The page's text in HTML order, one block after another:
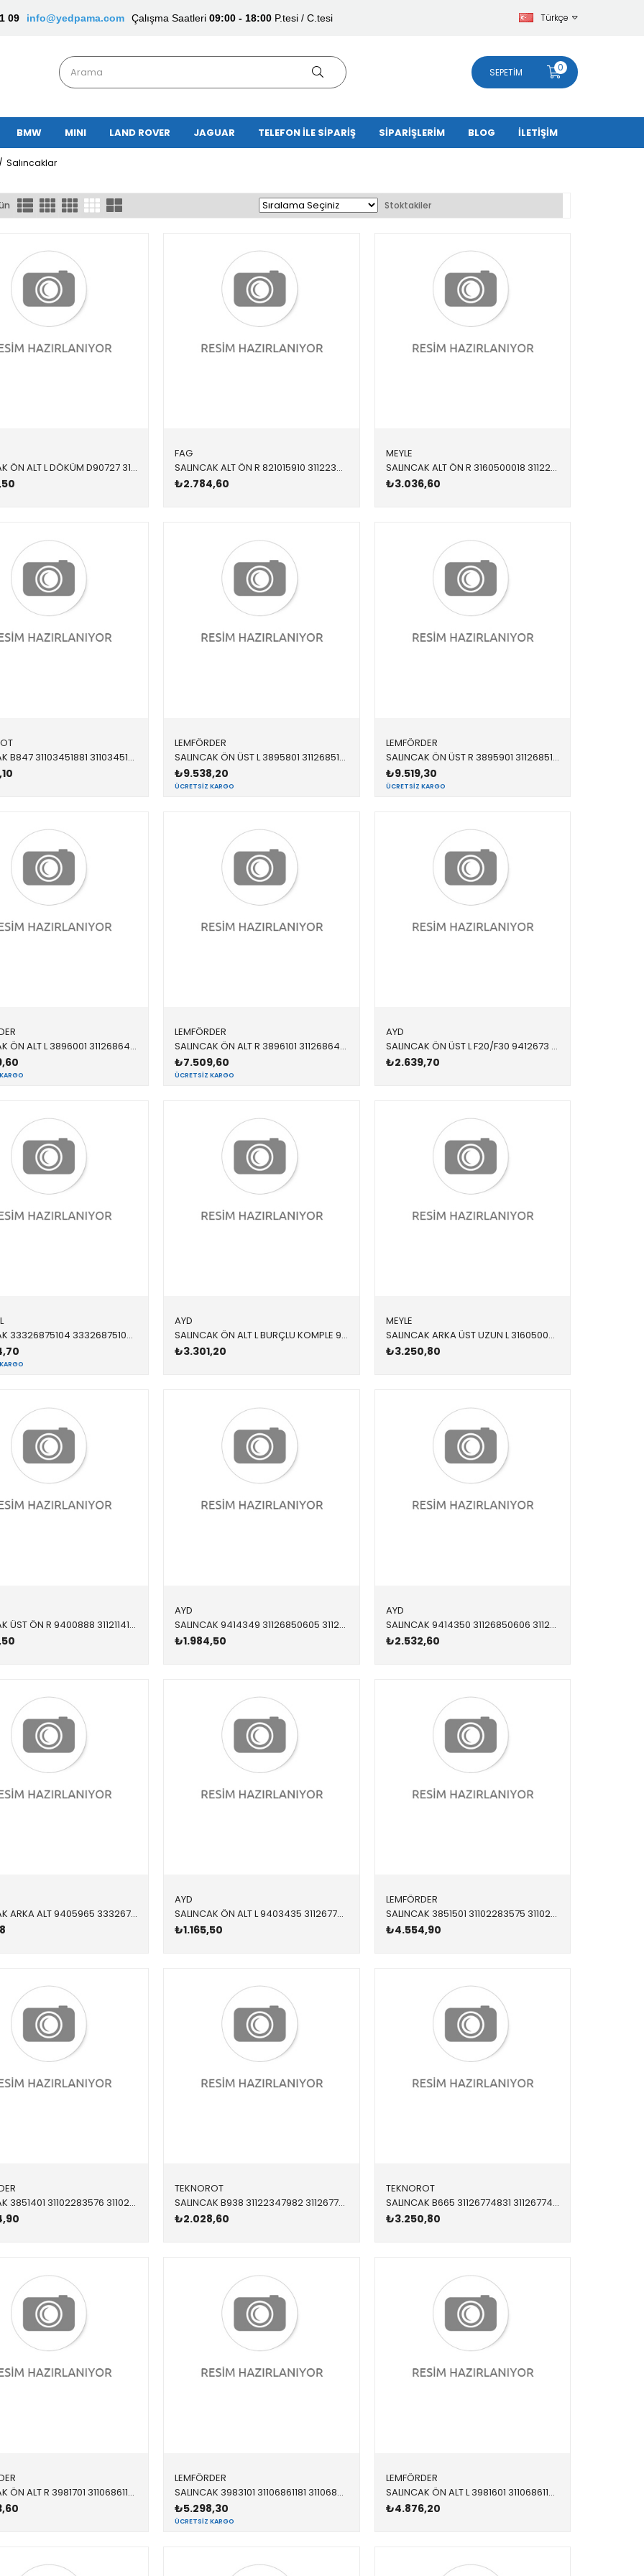
09 info@yedpama.com Çalışma Saatleri 09:00 - 18:00P.tesi / C.tesi Türkçe
SEPETIM 0
BMW MINI LAND ROVER JAGUAR TELEFON İLE SİPARİŞ SİPARİŞLERİM BLOG İLETİŞİM
Salıncaklar
Stoktakiler
SALINCAK ÖN ALT L DÖKÜM D90727 31121139991 31121139991 E24,E28,E34,E32 SOL 1982-1995
FAG
SALINCAK ALT ÖN R 821015910 31122341296 31122341296 E39 SAĞ 1996-2004
₺2.784,60
MEYLE
SALINCAK ALT ÖN R 3160500018 31122347965 31122347952 E60 SAĞ 2004-2011
₺3.036,60
SALINCAK B847 31103451881 31103451881 E83 ÖN-ALT SOL 2008-2013
LEMFÖRDER
SALINCAK ÖN ÜST L 3895801 31126851691 31126851691 F15 SOL 2017-
₺9.538,20
ÜCRETSIZ KARGO
LEMFÖRDER
SALINCAK ÖN ÜST R 3895901 31126851692 31126851692 F15 SAĞ 2017-
₺9.519,30
ÜCRETSIZ KARGO
SALINCAK ÖN ALT L 3896001 31126864821 31126864821 F15,F16 SOL 2017-
LEMFÖRDER
SALINCAK ÖN ALT R 3896101 31126864822 31126864822 F15,F16 SAĞ 2017-
₺7.509,60
ÜCRETSIZ KARGO
AYD
SALINCAK ÖN ÜST L F20/F30 9412673 31126855741 31126855741 F20,F30,F32,F34,F36 SOL 2012-2019
₺2.639,70
SALINCAK 33326875104 33326875104 33326875104 G12,G11,G15,G30,G31 ARKA SAĞ-SOL 2018-
AYD
SALINCAK ÖN ALT L BURÇLU KOMPLE 9707497 31122339997 31122339997 E36 SOL 1992-1999
₺3.301,20
MEYLE
SALINCAK ARKA ÜST UZUN L 3160500041 33326796001 33326796001 E70,E71,F15,F85,F16,F86 SOL 2011-2019
₺3.250,80
SALINCAK ÜST ÖN R 9400888 31121141718 31121141718 E39 M52,M54 SAĞ 1996-2004
AYD
SALINCAK 9414349 31126850605 31126850605 F10,F11 2.5,2.8,3.0,Xİ ÖN-ALT SOL 2011-2019
₺1.984,50
AYD
SALINCAK 9414350 31126850606 31126850606 F10,F11 2.5,2.8,3.0,Xİ ÖN-ALT SAĞ 2011-2019
₺2.532,60
SALINCAK ARKA ALT 9405965 33326768791 33326768791 E39,E38 SAĞ-SOL 1992-2003
AYD
SALINCAK ÖN ALT L 9403435 31126770849 31122405859
₺1.165,50
LEMFÖRDER
SALINCAK 3851501 31102283575 31102283575 E87,E90,E92,E93,E82 M3 ÖN SOL 2005-2012
₺4.554,90
SALINCAK 3851401 31102283576 31102283576 E87,E90,E92,E93,E82 M3 ÖN SAĞ 2005-2012
TEKNOROT
SALINCAK B938 31122347982 31126774828 E60,E61 3.0,2.0,2.5,Xİ ÖN-ALT SAĞ 2004-2012
₺2.028,60
TEKNOROT
SALINCAK B665 31126774831 31126774831 E63,E64,E65,E66 ÖN-ÜST SOL 2004-2011
₺3.250,80
SALINCAK ÖN ALT R 3981701 31106861178 31106861178 G30,G31 1.8,2.0,3.0,4.0 ÖN-ALT SAĞ 2017-
LEMFÖRDER
SALINCAK 3983101 31106861181 31106861181 G30,G31 ÖN-ALT SOL 2017-
₺5.298,30
ÜCRETSIZ KARGO
LEMFÖRDER
SALINCAK ÖN ALT L 3981601 31106861177 31106861177 G30,G31 1.6,1.8.2.0,3.0 ÖN-ALT SOL 2017-
₺4.876,20